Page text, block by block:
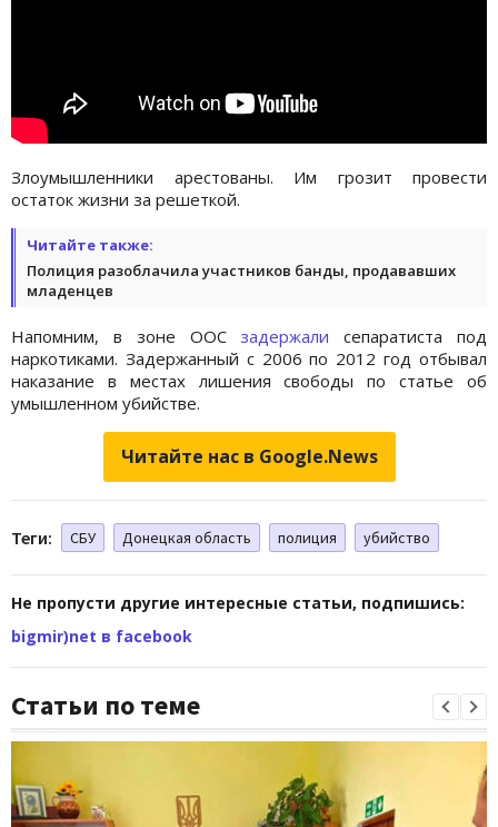
Злоумышленники арестованы. Им грозит провести
остаток жизни за решеткой.
Читайте также:
Полиция разоблачила участников банды, продававших
младенцев
Напомним, в зоне ООСзадержали сепаратиста под
наркотиками. Задержанный с 2006 по 2012 год отбывал
наказание в местах лишения свободы по статье об
умышленном убийстве.
Читайте нас в Google.News
Теги: СБУ Донецкая область полиция убийство
Не пропусти другие интересные статьи, подпишись:
bigmir)net в facebook
Статьи по теме